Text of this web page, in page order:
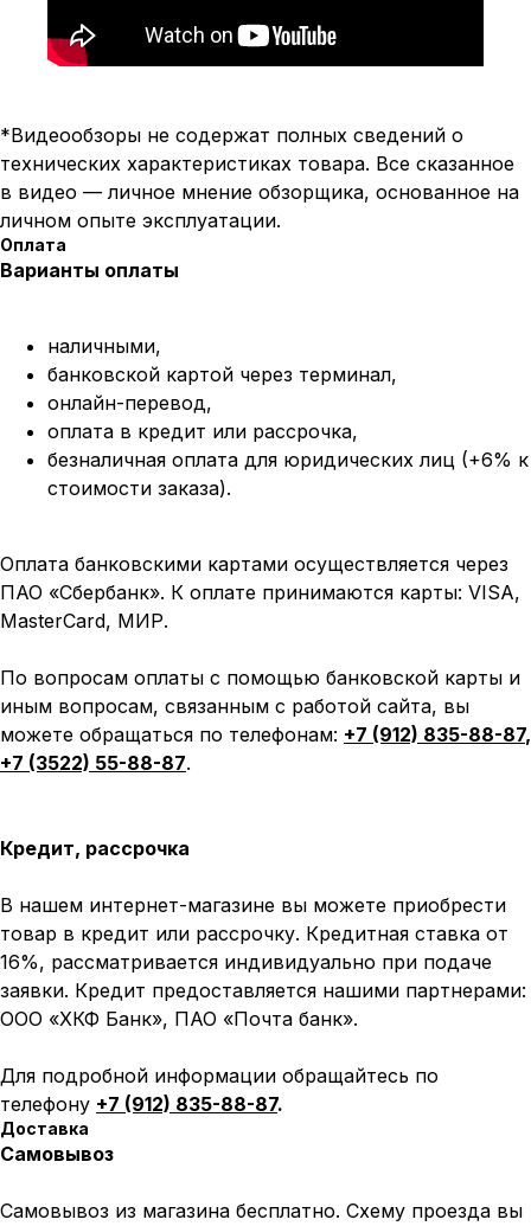
*Видеообзоры не содержат полных сведений о
технических характеристиках товара. Все сказанное
в видео — личное мнение обзорщика, основанное на
личном опыте эксплуатации.
Оплата
Варианты оплаты
наличными,
банковской картой через терминал,
онлайн-перевод,
оплата в кредит или рассрочка,
безналичная оплата для юридических лиц (+6% к
стоимости заказа).
Оплата банковскими картами осуществляется через
ПАО «Сбербанк». К оплате принимаются карты: VISA,
MasterCard, МИР.
По вопросам оплаты с помощью банковской карты и
иным вопросам, связанным с работой сайта, вы
можете обращаться по телефонам: +7 (912) 835-88-87,
+7 (3522) 55-88-87.
Кредит, рассрочка
В нашем интернет-магазине вы можете приобрести
товар в кредит или рассрочку. Кредитная ставка от
16%, рассматривается индивидуально при подаче
заявки. Кредит предоставляется нашими партнерами:
ООО «ХКФ Банк», ПАО «Почта банк».
Для подробной информации обращайтесь по
телефону +7 (912) 835-88-87.
Доставка
Самовывоз
Самовывоз из магазина бесплатно. Схему проезда вы
ИНН 450164920881
ОГРНИП 325450000003279
2026, МотоТехника45 Создание сайта
положениями Статьи 437 (2) ГК РФ.
Написать в MAX Написать в Telegram